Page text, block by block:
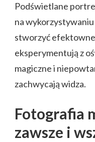
Podświetlane
na wykorzystywaniu
stworzyć
eksperymentują z
magiczne i
zachwycają widza.
Fotografia
zawsze i